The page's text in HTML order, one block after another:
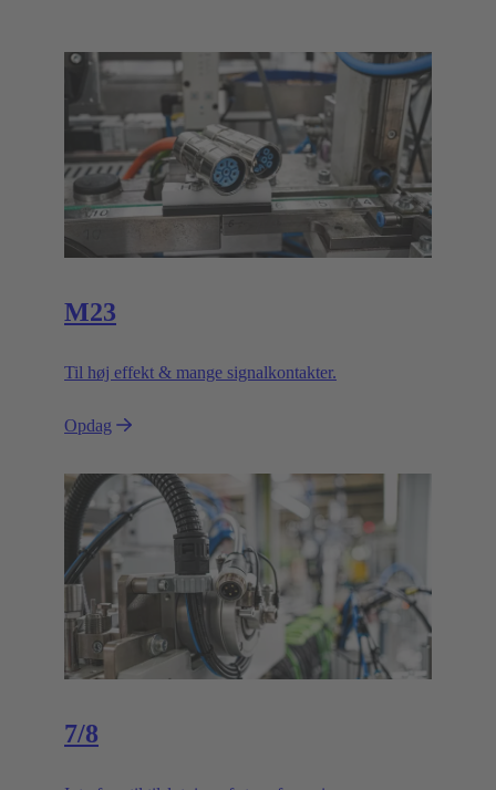
M23
Til høj effekt & mange signalkontakter.
Opdag
7/8